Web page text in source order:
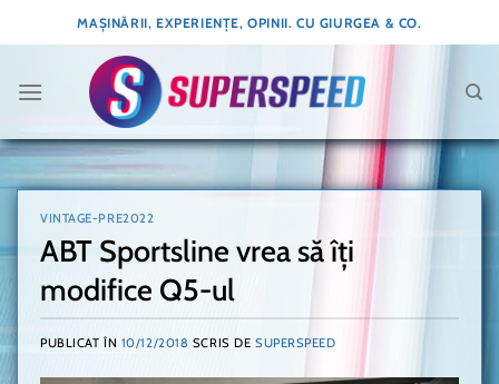
to
MAȘINĂRII, EXPERIENȚE, OPINII. CU GIURGEA & CO.
VINTAGE-PRE2022
ABT Sportsline vrea să îți
modifice Q5-ul
PUBLICAT ÎN 10/12/2018 SCRIS DE SUPERSPEED